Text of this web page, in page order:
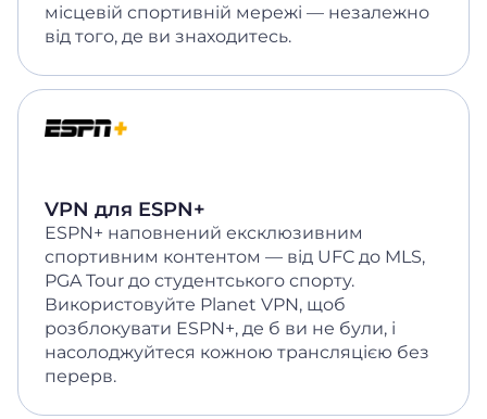
місцевій спортивній мережі — незалежно
від того, де ви знаходитесь.
VPN для ESPN+
ESPN+ наповнений ексклюзивним
спортивним контентом — від UFC до MLS,
PGA Tour до студентського спорту.
Використовуйте Planet VPN, щоб
розблокувати ESPN+, де б ви не були, і
насолоджуйтеся кожною трансляцією без
перерв.